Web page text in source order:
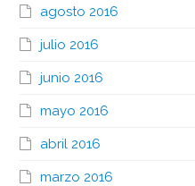
agosto 2016
julio 2016
junio 2016
mayo 2016
abril 2016
marzo 2016